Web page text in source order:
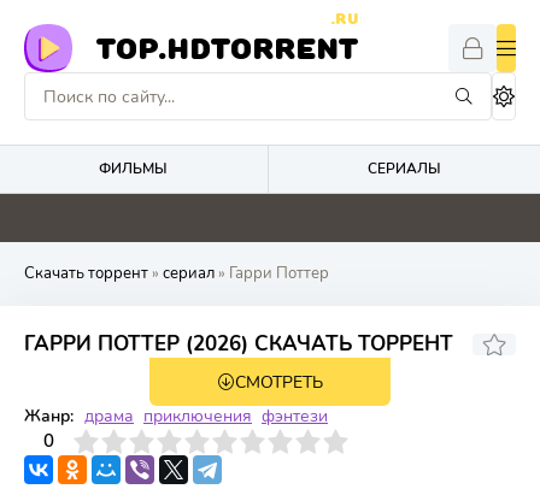
TOP.HDTORRENT
.RU
ФИЛЬМЫ СЕРИАЛЫ
0 4.1 0 0
Скачать торрент» сериал» Гарри Поттер
ГАРРИ ПОТТЕР (2026) СКАЧАТЬ ТОРРЕНТ
1 сезон 0 серияСМОТРЕТЬ
Жанр: драма приключения фэнтези
0
4 6 7 8 9 10